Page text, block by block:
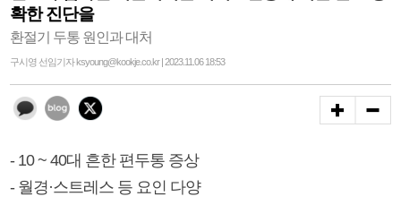
확한 진단을
환절기 두통 원인과 대처
구시영 선임기자 ksyoung@kookje.co.kr | 2023.11.06 18:53
- 10 ~ 40대 흔한 편두통 증상
- 월경·스트레스 등 요인 다양